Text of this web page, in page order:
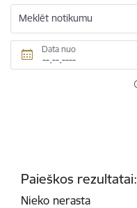
Meklēt notikumu
Data nuo
Paieškos rezultatai:
Nieko nerasta